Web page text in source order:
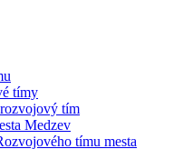
tímy
tím
Medzev
tímu mesta